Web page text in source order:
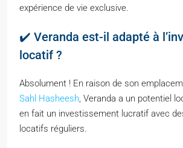
expérience de vie exclusive.
✔️ Veranda est-il adapté à
locatif ?
Absolument ! En raison de son
Sahl Hasheesh, Veranda a un potentiel
en fait un investissement lucratif avec
locatifs réguliers.